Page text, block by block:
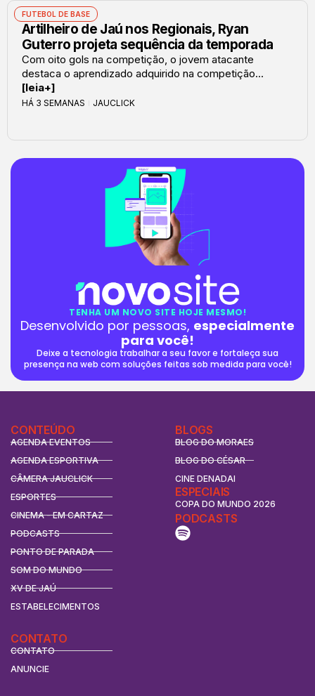
FUTEBOL DE BASE
Artilheiro de Jaú nos Regionais, Ryan
Guterro projeta sequência da temporada
Com oito gols na competição, o jovem atacante
destaca o aprendizado adquirido na competição...
[leia+]
HÁ 3 SEMANAS JAUCLICK
TENHA UM NOVO SITE HOJE MESMO!
Desenvolvido por pessoas, especialmente
para você!
Deixe a tecnologia trabalhar a seu favor e fortaleça sua
presença na web com soluções feitas sob medida para você!
CONTEÚDO
AGENDA EVENTOS
AGENDA ESPORTIVA
CÂMERA JAUCLICK
ESPORTES
CINEMA - EM CARTAZ
PODCASTS
PONTO DE PARADA
SOM DO MUNDO
XV DE JAÚ
ESTABELECIMENTOS
BLOGS
BLOG DO MORAES
BLOG DO CÉSAR
CINE DENADAI
ESPECIAIS
COPA DO MUNDO 2026
CONTATO
CONTATO
ANUNCIE
PODCASTS